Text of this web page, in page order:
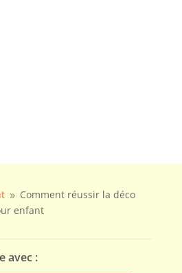
9 Comment réussir la déco
enfant
avec :